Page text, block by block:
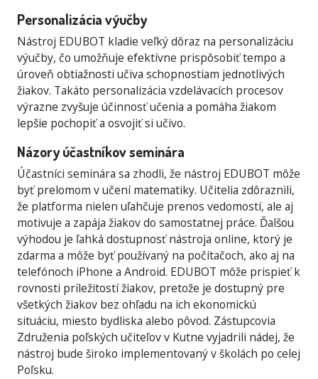
Personalizácia výučby
Nástroj EDUBOT kladie veľký dôraz na personalizáciu
výučby, čo umožňuje efektívne prispôsobiť tempo a
úroveň obtiažnosti učiva schopnostiam jednotlivých
žiakov. Takáto personalizácia vzdelávacích procesov
výrazne zvyšuje účinnosť učenia a pomáha žiakom
lepšie pochopiť a osvojiť si učivo.
Názory účastníkov seminára
Účastníci seminára sa zhodli, že nástroj EDUBOT môže
byť prelomom v učení matematiky. Učitelia zdôraznili,
že platforma nielen uľahčuje prenos vedomostí, ale aj
motivuje a zapája žiakov do samostatnej práce. Ďalšou
výhodou je ľahká dostupnosť nástroja online, ktorý je
zdarma a môže byť používaný na počítačoch, ako aj na
telefónoch iPhone a Android. EDUBOT môže prispieť k
rovnosti príležitostí žiakov, pretože je dostupný pre
všetkých žiakov bez ohľadu na ich ekonomickú
situáciu, miesto bydliska alebo pôvod. Zástupcovia
Združenia poľských učiteľov v Kutne vyjadrili nádej, že
nástroj bude široko implementovaný v školách po celej
Poľsku.